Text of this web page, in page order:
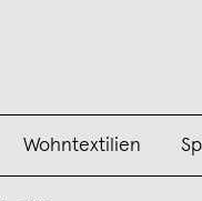
Wohntextilien